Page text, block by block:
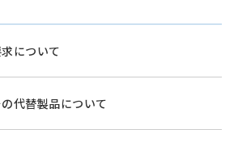
について
代替製品について